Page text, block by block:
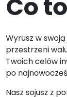
Co
Wyrusz w
przestrzeni
Twoich celów
po
Nasz sojusz z